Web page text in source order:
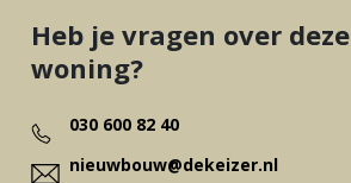
Heb je vragen over deze
woning?
030 600 82 40
nieuwbouw@dekeizer.nl